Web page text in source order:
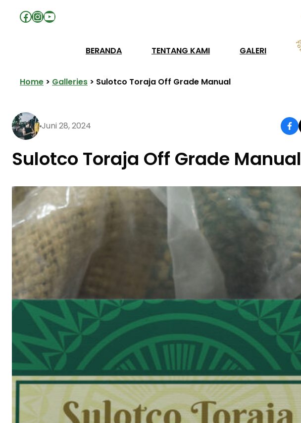
Facebook
Instagram
YouTube
BERANDA TENTANG KAMI GALERI
Home > Galleries > Sulotco Toraja Off Grade Manual
Juni 28, 2024
Sulotco Toraja Off Grade Manual